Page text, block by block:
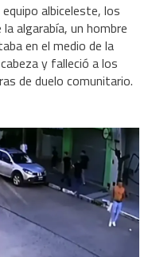
albiceleste, los
algarabía, un hombre
en el medio de la
y falleció a los
de duelo comunitario.